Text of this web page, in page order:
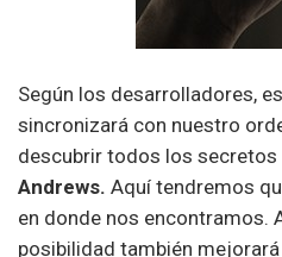
Según los desarrolladores,
sincronizará con nuestro
descubrir todos los secretos
Andrews. Aquí tendremos
en donde nos encontramos.
posibilidad también